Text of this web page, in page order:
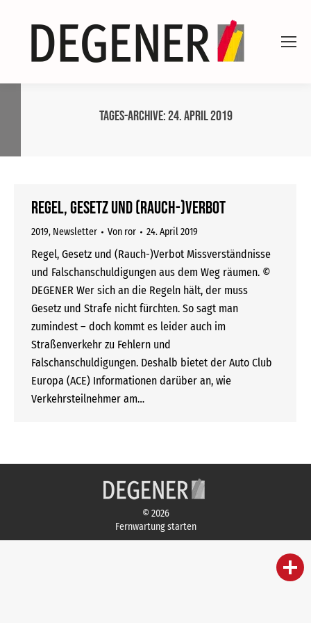
Tages-Archive:24. April 2019
Regel, Gesetz und (Rauch-)Verbot
2019, Newsletter Von ror 24. April 2019
Regel, Gesetz und (Rauch-)Verbot Missverständnisse
und Falschanschuldigungen aus dem Weg räumen. ©
DEGENER Wer sich an die Regeln hält, der muss
Gesetz und Strafe nicht fürchten. So sagt man
zumindest – doch kommt es leider auch im
Straßenverkehr zu Fehlern und
Falschanschuldigungen. Deshalb bietet der Auto Club
Europa (ACE) Informationen darüber an, wie
Verkehrsteilnehmer am…
© 2026
Fernwartung starten